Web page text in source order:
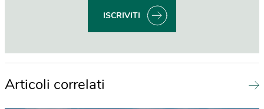
ISCRIVITI
Articoli correlati